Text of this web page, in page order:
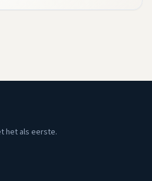
het als eerste.